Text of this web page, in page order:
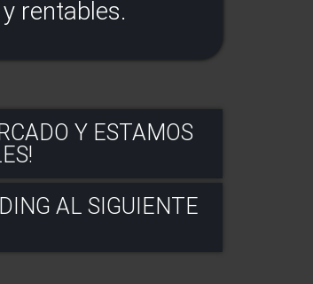
rentables.
Y ESTAMOS
AL SIGUIENTE